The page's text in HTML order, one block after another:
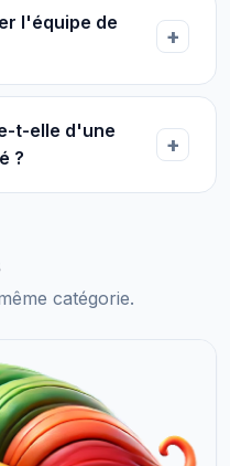
l'équipe de
t-elle d'une
?
catégorie.